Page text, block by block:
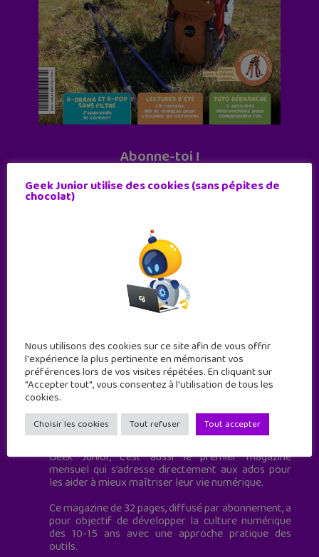
Abonne-toi !
11 numéros par an
Geek Junior est le premier site de culture numérique
à destination des adolescents.
Geek Junior, c’est aussi le premier magazine
mensuel qui s’adresse directement aux ados pour
les aider à mieux maîtriser leur vie numérique.
Ce magazine de 32 pages, diffusé par abonnement, a
pour objectif de développer la culture numérique
des 10-15 ans avec une approche pratique des
outils.
Geek Junior utilise des cookies (sans pépites de
chocolat)
Nous utilisons des cookies sur ce site afin de vous offrir
l'expérience la plus pertinente en mémorisant vos
préférences lors de vos visites répétées. En cliquant sur
"Accepter tout", vous consentez à l'utilisation de tous les
cookies.
Choisir les cookies Tout refuser Tout accepter